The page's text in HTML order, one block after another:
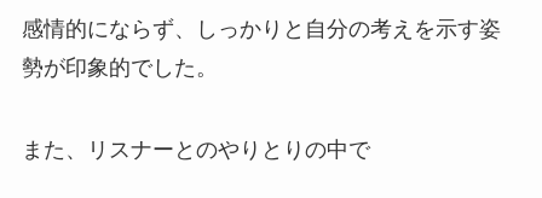
感情的にならず、しっかりと自分の考えを示す姿
勢が印象的でした。
また、リスナーとのやりとりの中で